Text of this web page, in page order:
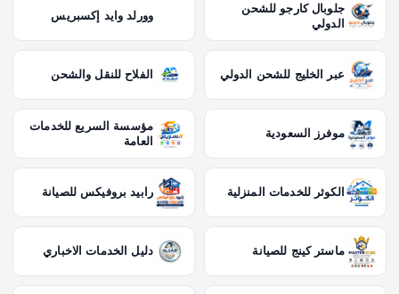
جلوبال كارجو للشحن
الدولي
وورلد وايد إكسبريس
عبر الخليج للشحن الدولي الفلاح للنقل والشحن
موفرز السعودية
مؤسسة السريع للخدمات
العامة
الكوثر للخدمات المنزلية رابيد بروفيكس للصيانة
ماستر كينج للصيانة دليل الخدمات الاخباري